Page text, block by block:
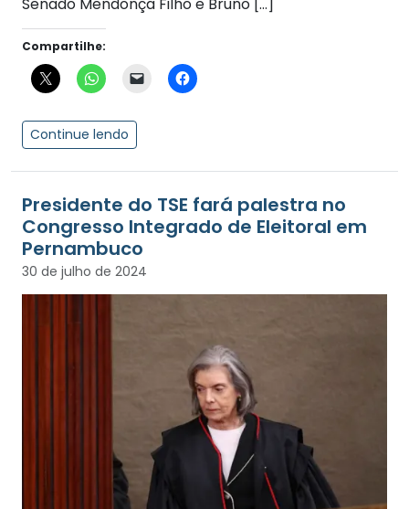
Compartilhe:
Continue lendo
Presidente do TSE fará palestra no
Congresso Integrado de Eleitoral em
Pernambuco
30 de julho de 2024